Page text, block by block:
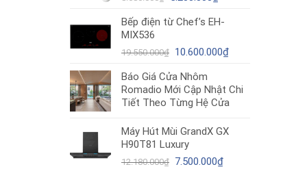
là:
tại
5.200.000₫.
Bếp điện từ Chef’s EH-
MIX536
19.550.000₫ Giá
là:
19.550.000₫.
10.600.000₫Giá
là:
10.600.000₫.
Báo Giá Cửa Nhôm
Romadio Mới Cập Nhật Chi
Tiết Theo Từng Hệ Cửa
Máy Hút Mùi GrandX GX
H90T81 Luxury
12.180.000₫ Giá
7.500.000₫Giá